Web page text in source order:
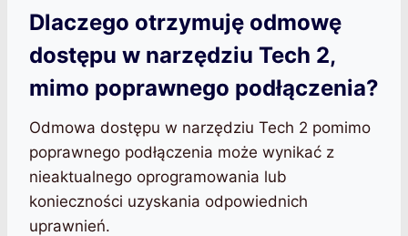
Dlaczego otrzymuję odmowę
dostępu w narzędziu Tech 2,
mimo poprawnego podłączenia?
Odmowa dostępu w narzędziu Tech 2 pomimo
poprawnego podłączenia może wynikać z
nieaktualnego oprogramowania lub
konieczności uzyskania odpowiednich
uprawnień.